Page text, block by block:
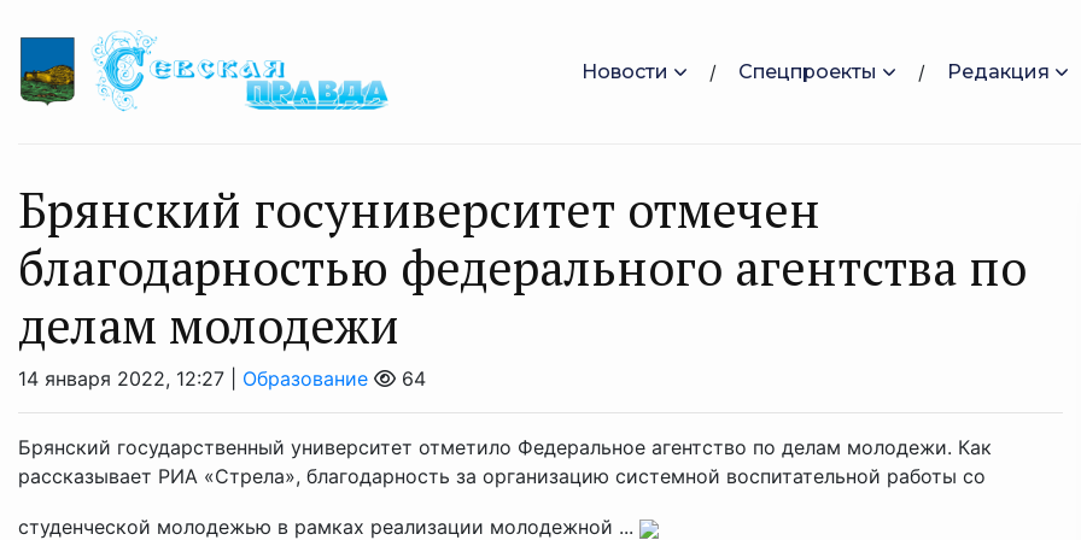
Новости Спецпроекты Редакция
Брянский госуниверситет отмечен
благодарностью федерального агентства по
делам молодежи
14 января 2022, 12:27 | Образование 64
Брянский государственный университет отметило Федеральное агентство по делам молодежи. Как
рассказывает РИА «Стрела», благодарность за организацию системной воспитательной работы со
студенческой молодежью в рамках реализации молодежной ...